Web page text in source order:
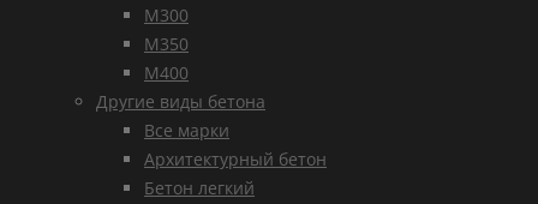
М300
М350
М400
Другие виды бетона
Все марки
Архитектурный бетон
Бетон легкий